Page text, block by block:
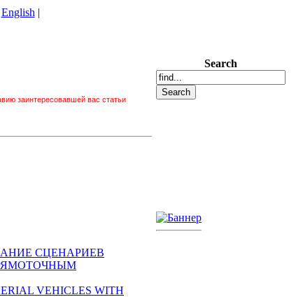
English |
заинтересовавшей вас статьи
СЦЕНАРИЕВ
VEHICLES WITH
Search